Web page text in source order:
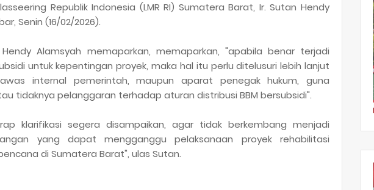
Republik Indonesia (LMR RI) Sumatera Barat, Ir. Sutan Hendy
Senin (16/02/2026).
Alamsyah memaparkan, memaparkan, "apabila benar terjadi
untuk kepentingan proyek, maka hal itu perlu ditelusuri lebih lanjut
internal pemerintah, maupun aparat penegak hukum, guna
tidaknya pelanggaran terhadap aturan distribusi BBM bersubsidi".
klarifikasi segera disampaikan, agar tidak berkembang menjadi
yang dapat mengganggu pelaksanaan proyek rehabilitasi
di Sumatera Barat", ulas Sutan.